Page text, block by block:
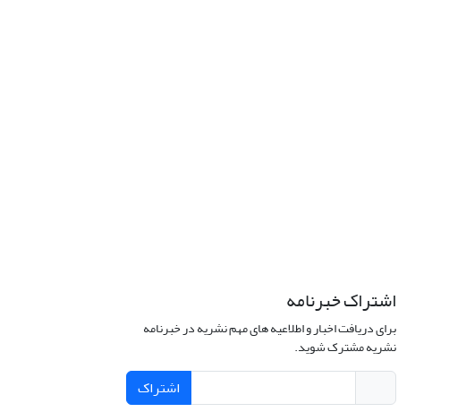
اشتراک خبرنامه
برای دریافت اخبار و اطلاعیه های مهم نشریه در خبرنامه
نشریه مشترک شوید.
اشتراک